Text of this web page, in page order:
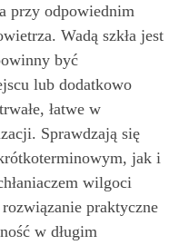
przy odpowiednim
Wadą szkła jest
być
lub dodatkowo
łatwe w
Sprawdzają się
jak i
wilgoci
praktyczne
w długim